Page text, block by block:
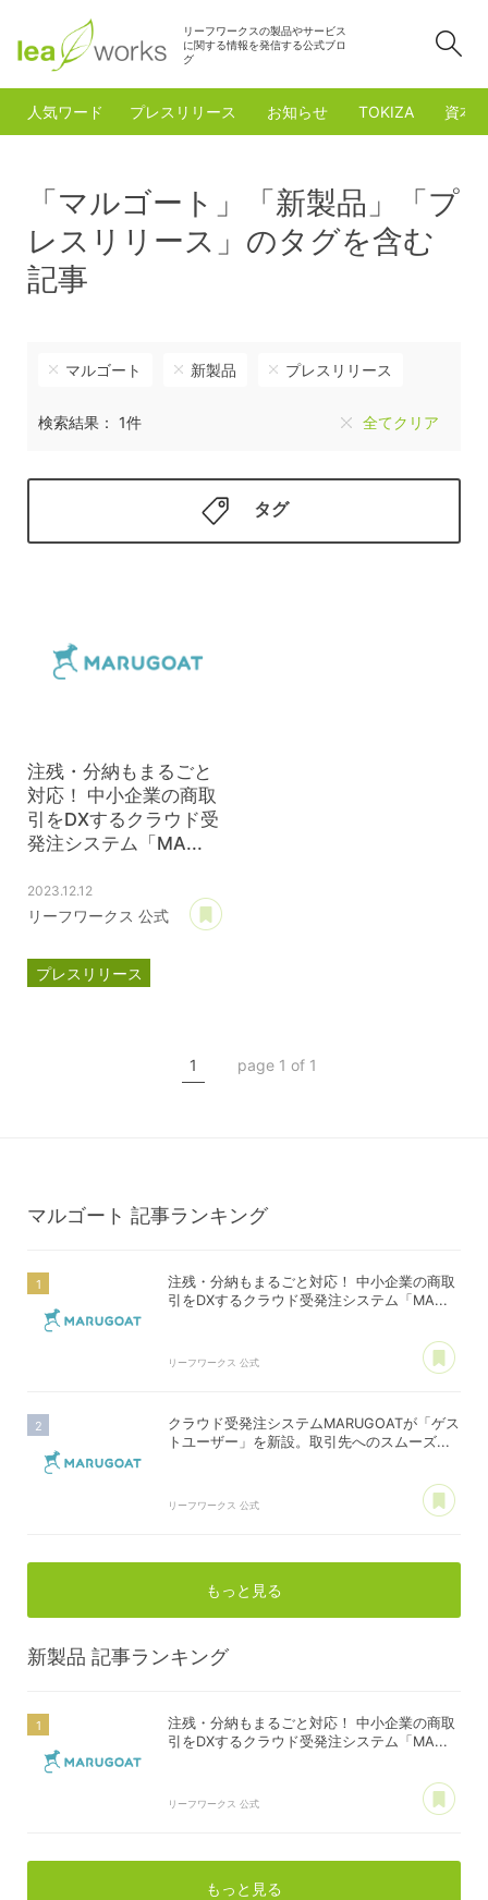
リーフワークスの製品やサービス
に関する情報を発信する公式ブロ
グ
人気ワード プレスリリース お知らせ TOKIZA 資本
「マルゴート」「新製品」「プ
レスリリース」のタグを含む
記事
マルゴート 新製品 プレスリリース
検索結果： 1件 全てクリア
タグ
注残・分納もまるごと
対応！ 中小企業の商取
引をDXするクラウド受
発注システム「MA...
2023.12.12
リーフワークス 公式
プレスリリース
1 page 1 of 1
マルゴート 記事ランキング
注残・分納もまるごと対応！ 中小企業の商取
引をDXするクラウド受発注システム「MA...
リーフワークス 公式
クラウド受発注システムMARUGOATが「ゲス
トユーザー」を新設。取引先へのスムーズ...
リーフワークス 公式
もっと見る
新製品 記事ランキング
注残・分納もまるごと対応！ 中小企業の商取
引をDXするクラウド受発注システム「MA...
リーフワークス 公式
もっと見る